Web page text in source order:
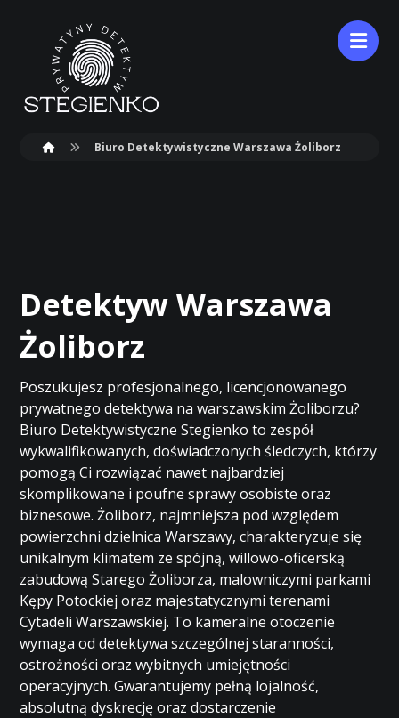
Biuro Detektywistyczne Warszawa Żoliborz
Detektyw Warszawa
Żoliborz
Poszukujesz profesjonalnego, licencjonowanego
prywatnego detektywa na warszawskim Żoliborzu?
Biuro Detektywistyczne Stegienko to zespół
wykwalifikowanych, doświadczonych śledczych, którzy
pomogą Ci rozwiązać nawet najbardziej
skomplikowane i poufne sprawy osobiste oraz
biznesowe. Żoliborz, najmniejsza pod względem
powierzchni dzielnica Warszawy, charakteryzuje się
unikalnym klimatem ze spójną, willowo-oficerską
zabudową Starego Żoliborza, malowniczymi parkami
Kępy Potockiej oraz majestatycznymi terenami
Cytadeli Warszawskiej. To kameralne otoczenie
wymaga od detektywa szczególnej staranności,
ostrożności oraz wybitnych umiejętności
operacyjnych. Gwarantujemy pełną lojalność,
absolutną dyskrecję oraz dostarczenie